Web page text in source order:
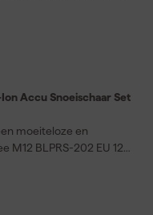
Accu Snoeischaar Set
moeiteloze en
M12 BLPRS-202 EU 12V
Snij met gemak door